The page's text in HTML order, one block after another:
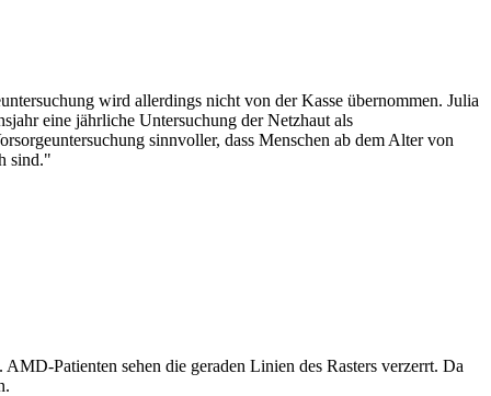
wird allerdings nicht von der Kasse übernommen. Julia
eine jährliche Untersuchung der Netzhaut als
sinnvoller, dass Menschen ab dem Alter von
sind."
Patienten sehen die geraden Linien des Rasters verzerrt. Da